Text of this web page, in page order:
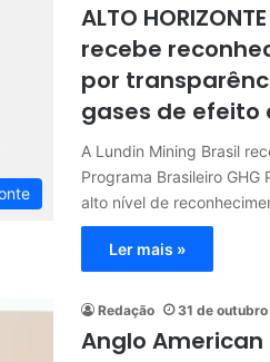
ALTO
recebe
por
gases de efeito
A Lundin Mining Brasil
Programa Brasileiro
alto nível de
Ler mais »
Redação 31 de
Anglo